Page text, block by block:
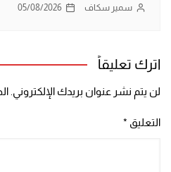
سمير سكاف 05/08/2026
اترك تعليقاً
لن يتم نشر عنوان بريدك الإلكتروني.
التعليق *